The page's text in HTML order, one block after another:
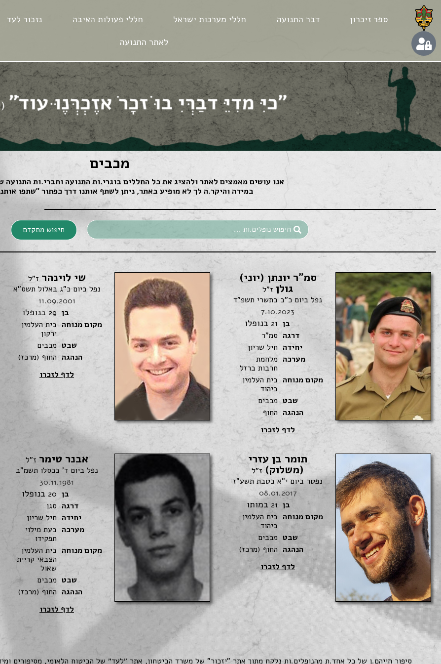
ספר זיכרון דבר התנועה חללי מערכות ישראל חללי פעולות האיבה נזכור לעד
לאתר התנועה
מכבים
אנו עושים מאמצים לאתר ולהציג את כל החללים בוגרי.ות התנועה וחברי.ות התנועה
במידה והיקר.ה לך לא מופיע באתר, ניתן לשתף אותנו דרך כפתור ״שתפו
חיפוש מתקדם
חיפוש
סמ"ר יונתן (יוני)
גולן ז"ל
נפל ביום כ"ב בתשרי תשפ"ד
7.10.2023
בן 21 בנופלו
דרגה סמ"ר
יחידה חיל שריון
מערכה מלחמת
חרבות ברזל
מקום מנוחה בית העלמין
ביהוד
שבט מכבים
הנהגה החוף
לדף לזכרו
שי לוינהר ז"ל
נפל ביום כ"ג באלול תשס"א
11.09.2001
בן 29 בנופלו
מקום מנוחה בית העלמין
ירקון
שבט מכבים
הנהגה החוף (מרכז)
לדף לזכרו
תומר בן עזרי
(משלוק) ז"ל
נפטר ביום י"א בטבת תשע"ז
08.01.2017
בן 21 במותו
מקום מנוחה בית העלמין
ביהוד
שבט מכבים
הנהגה החוף (מרכז)
לדף לזכרו
אבנר טימר ז"ל
נפל ביום ד' בכסלו תשמ"ב
30.11.1981
בן 20 בנופלו
דרגה סגן
יחידה חיל שריון
מערכה בעת מילוי
תפקידו
מקום מנוחה בית העלמין
הצבאי קריית
שאול
שבט מכבים
הנהגה החוף (מרכז)
לדף לזכרו
סיפור חייהם.ן של כל אחד.ת מהנופלים.ות נלקח מתוך אתר "יזכור" של משרד הביטחון, אתר ״לעד״ של הביטוח הלאומי, מסיפורים